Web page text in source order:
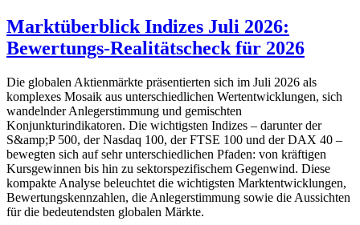
Marktüberblick Indizes Juli 2026:
Bewertungs-Realitätscheck für 2026
Die globalen Aktienmärkte präsentierten sich im Juli 2026 als
komplexes Mosaik aus unterschiedlichen Wertentwicklungen, sich
wandelnder Anlegerstimmung und gemischten
Konjunkturindikatoren. Die wichtigsten Indizes – darunter der
S&amp;P 500, der Nasdaq 100, der FTSE 100 und der DAX 40 –
bewegten sich auf sehr unterschiedlichen Pfaden: von kräftigen
Kursgewinnen bis hin zu sektorspezifischem Gegenwind. Diese
kompakte Analyse beleuchtet die wichtigsten Marktentwicklungen,
Bewertungskennzahlen, die Anlegerstimmung sowie die Aussichten
für die bedeutendsten globalen Märkte.